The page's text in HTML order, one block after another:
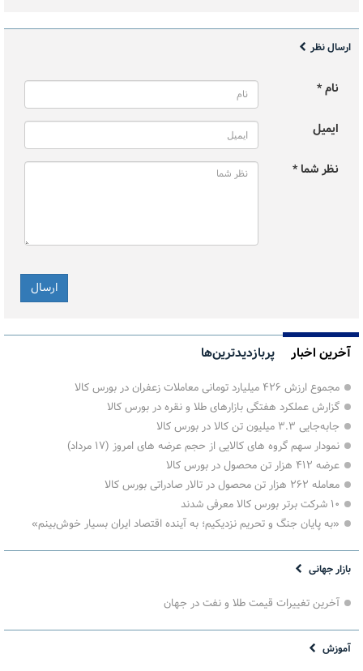
ارسال نظر
نام *
ایمیل
نظر شما *
آخرین اخبار پربازدیدترین‌ها
مجموع ارزش ۴۲۶ میلیارد تومانی معاملات زعفران در بورس کالا
گزارش عملکرد هفتگی بازارهای طلا و نقره در بورس کالا
جابه‌جایی ۳.۳ میلیون تن کالا در بورس کالا
نمودار سهم گروه های کالایی از حجم عرضه های امروز (۱۷ مرداد)
عرضه ۴۱۲ هزار تن محصول در بورس کالا
معامله ۲۶۲ هزار تن محصول در تالار صادراتی بورس کالا
۱۰ شرکت برتر بورس کالا معرفی شدند
«به پایان جنگ و تحریم نزدیکیم؛ به آینده اقتصاد ایران بسیار خوش‌بینم»
بازار جهانی
آخرین تغییرات قیمت طلا و نفت در جهان
آموزش